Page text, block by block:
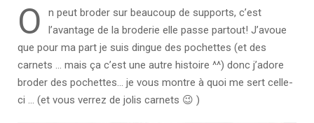
O
n peut broder sur beaucoup de supports, c’est
l’avantage de la broderie elle passe partout! J’avoue
que pour ma part je suis dingue des pochettes (et des
carnets … mais ça c’est une autre histoire ^^) donc j’adore
broder des pochettes… je vous montre à quoi me sert celle-
ci … (et vous verrez de jolis carnets 😉 )